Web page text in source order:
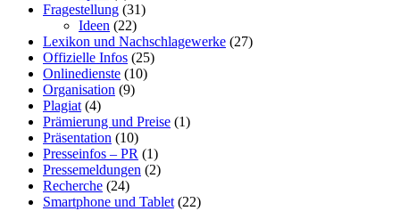
Fragestellung (31)
Ideen (22)
Lexikon und Nachschlagewerke (27)
Offizielle Infos (25)
Onlinedienste (10)
Organisation (9)
Plagiat (4)
Prämierung und Preise (1)
Präsentation (10)
Presseinfos – PR (1)
Pressemeldungen (2)
Recherche (24)
Smartphone und Tablet (22)